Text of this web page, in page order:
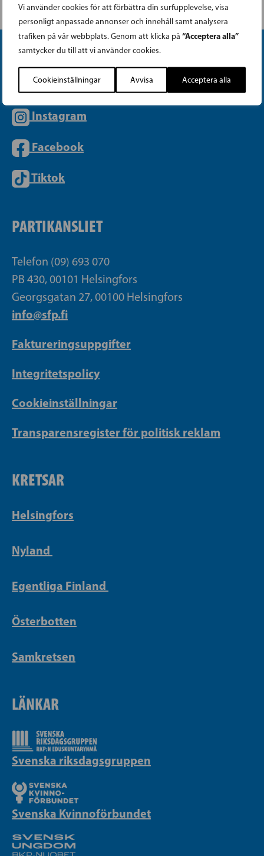
Vi använder cookies för att förbättra din surfupplevelse, visa
personligt anpassade annonser och innehåll samt analysera
trafiken på vår webbplats. Genom att klicka på “Acceptera alla”
samtycker du till att vi använder cookies.
Cookieinställningar Avvisa Acceptera alla
Instagram
Facebook
Tiktok
PARTIKANSLIET
Telefon (09) 693 070
PB 430, 00101 Helsingfors
Georgsgatan 27, 00100 Helsingfors
info@sfp.fi
Faktureringsuppgifter
Integritetspolicy
Cookieinställningar
Transparensregister för politisk reklam
KRETSAR
Helsingfors
Nyland
Egentliga Finland
Österbotten
Samkretsen
LÄNKAR
Svenska riksdagsgruppen
Svenska Kvinnoförbundet